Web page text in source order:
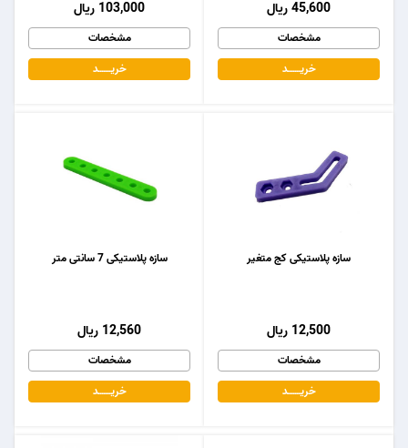
103,000 ریال
مشخصات
خریـــــــد
45,600 ریال
مشخصات
خریـــــــد
سازه پلاستیکی 7 سانتی متر
12,560 ریال
مشخصات
خریـــــــد
سازه پلاستیکی کج متغیر
12,500 ریال
مشخصات
خریـــــــد